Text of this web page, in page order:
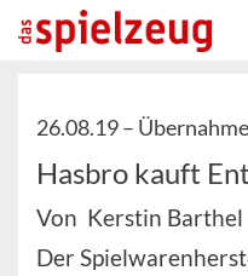
26.08.19 – Übernahme
Hasbro kauft
Von Kerstin Barthel
Der